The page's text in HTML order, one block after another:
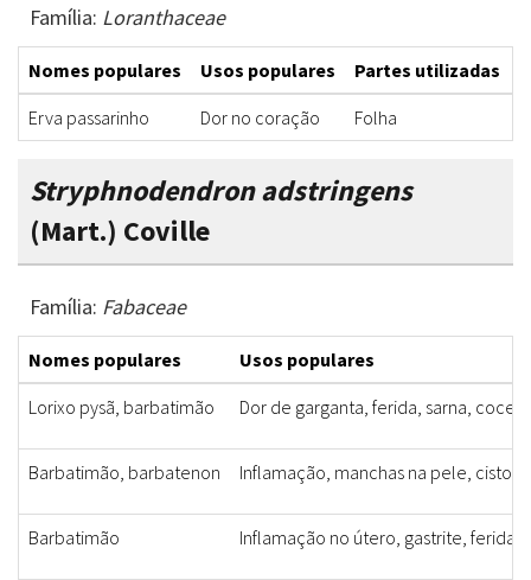
Família: Loranthaceae
Nomes populares Usos populares Partes utilizadas
Erva passarinho
Dor no coração Folha
Stryphnodendron adstringens
(Mart.) Coville
Família: Fabaceae
Nomes populares
Usos populares
Lorixo pysã, barbatimão
Dor de garganta, ferida, sarna,
Barbatimão, barbatenon Inflamação, manchas na pele,
Barbatimão Inflamação no útero, gastrite, ferida